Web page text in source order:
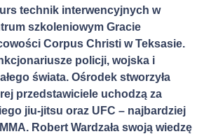
technik interwencyjnych w
szkoleniowym Gracie
Corpus Christi w Teksasie.
policji, wojska i
świata. Ośrodek stworzyła
przedstawiciele uchodzą za
jiu-jitsu oraz UFC – najbardziej
Robert Wardzała swoją wiedzę